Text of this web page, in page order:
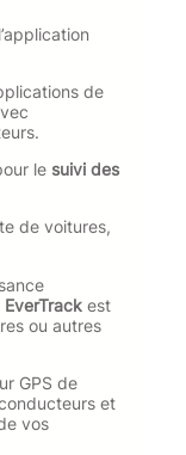
de
le suivi des
de voitures,
EverTrack est
ou autres
GPS de
et
vos